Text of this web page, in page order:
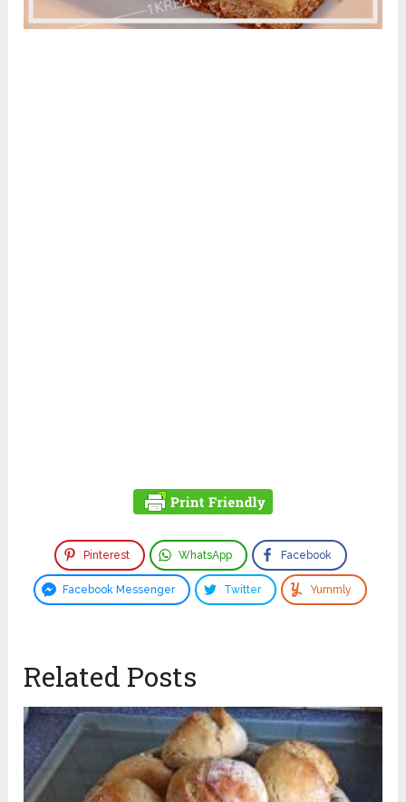
Pinterest WhatsApp Facebook
Facebook Messenger Twitter Yummly
Related Posts